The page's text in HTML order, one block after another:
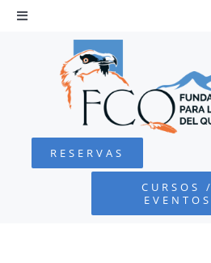
Saltar
Toggle
Navigation
QUEBRANTAHUESOS
FUNDACIÓN
RESERVAS
CURSOS /
EVENTOS